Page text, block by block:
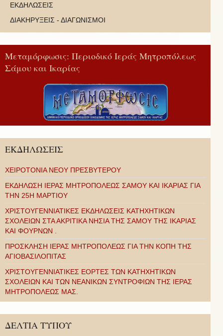
ΕΚΔΗΛΩΣΕΙΣ
ΔΙΑΚΗΡΥΞΕΙΣ - ΔΙΑΓΩΝΙΣΜΟΙ
Μεταμόρφωσις: Περιοδικό Ιεράς Μητροπόλεως
Σάμου και Ικαρίας
ΕΚΔΗΛΩΣΕΙΣ
ΧΕΙΡΟΤΟΝΙΑ ΝΕΟΥ ΠΡΕΣΒΥΤΕΡΟΥ
ΕΚΔΗΛΩΣΗ ΙΕΡΑΣ ΜΗΤΡΟΠΟΛΕΩΣ ΣΑΜΟΥ ΚΑΙ ΙΚΑΡΙΑΣ ΓΙΑ
ΤΗΝ 25Η ΜΑΡΤΙΟΥ
ΧΡΙΣΤΟΥΓΕΝΝΙΑΤΙΚΕΣ ΕΚΔΗΛΩΣΕΙΣ ΚΑΤΗΧΗΤΙΚΩΝ
ΣΧΟΛΕΙΩΝ ΣΤΑ ΑΚΡΙΤΙΚΑ ΝΗΣΙΑ ΤΗΣ ΣΑΜΟΥ ΤΗΣ ΙΚΑΡΙΑΣ
ΚΑΙ ΦΟΥΡΝΩΝ .
ΠΡΟΣΚΛΗΣΗ ΙΕΡΑΣ ΜΗΤΡΟΠΟΛΕΩΣ ΓΙΑ ΤΗΝ ΚΟΠΗ ΤΗΣ
ΑΓΙΟΒΑΣΙΛΟΠΙΤΑΣ
ΧΡΙΣΤΟΥΓΕΝΝΙΑΤΙΚΕΣ ΕΟΡΤΕΣ ΤΩΝ ΚΑΤΗΧΗΤΙΚΩΝ
ΣΧΟΛΕΙΩΝ ΚΑΙ ΤΩΝ ΝΕΑΝΙΚΩΝ ΣΥΝΤΡΟΦΙΩΝ ΤΗΣ ΙΕΡΑΣ
ΜΗΤΡΟΠΟΛΕΩΣ ΜΑΣ.
ΔΕΛΤΙΑ ΤΥΠΟΥ